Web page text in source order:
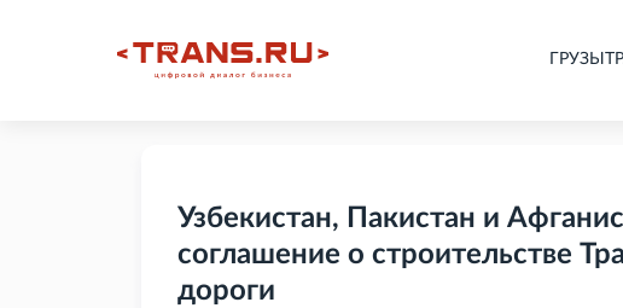
ГРУЗЫ
Узбекистан, Пакистан и
соглашение о строительстве
дороги